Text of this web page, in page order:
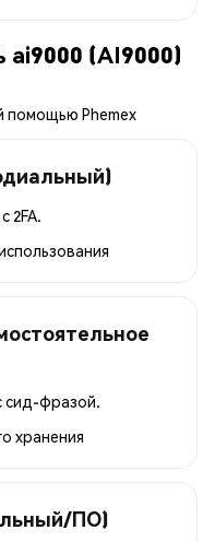
ai9000 (AI9000)
помощью Phemex
2FA.
сид-фразой.
хранения
ПО)